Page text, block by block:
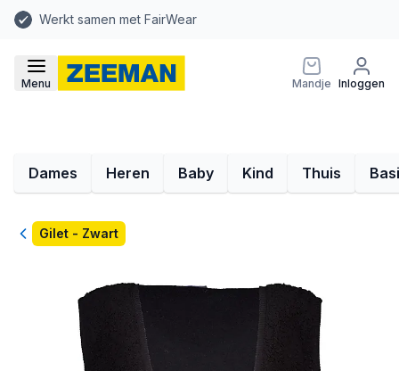
Werkt samen met FairWear
Menu Mandje Inloggen
Dames Heren Baby Kind Thuis
TerugGilet - Zwart